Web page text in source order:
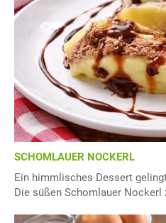
SCHOMLAUER NOCKERL
Ein himmlisches Dessert
Die süßen Schomlauer Nockerl